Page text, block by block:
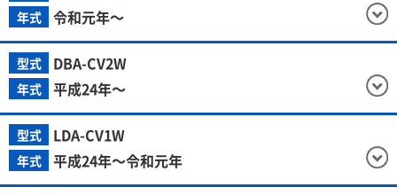
年式 令和元年～
型式 DBA-CV2W
年式 平成24年～
型式 LDA-CV1W
年式 平成24年～令和元年